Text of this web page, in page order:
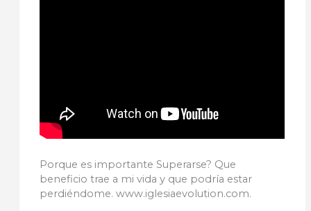
Porque es importante Superarse? Que
beneficio trae a mi vida y que podría estar
perdiéndome. www.iglesiaevolution.com.